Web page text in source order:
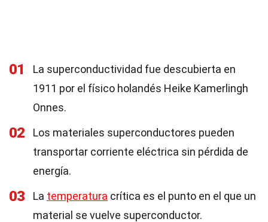
01
La superconductividad fue descubierta en
1911 por el físico holandés Heike Kamerlingh
Onnes.
02
Los materiales superconductores pueden
transportar corriente eléctrica sin pérdida de
energía.
03 La temperatura crítica es el punto en el que un
material se vuelve superconductor.